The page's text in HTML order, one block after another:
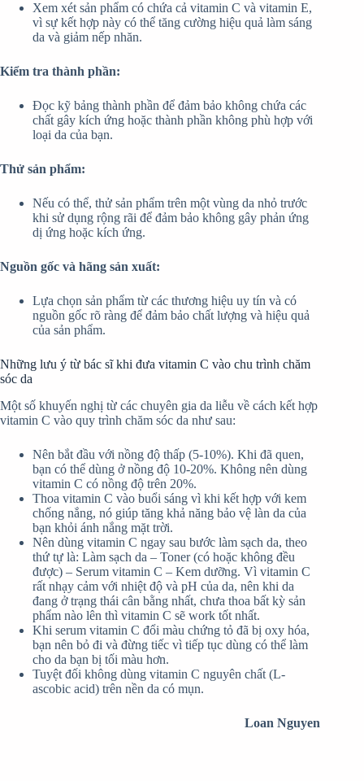
Xem xét sản phẩm có chứa cả vitamin C và vitamin E,
vì sự kết hợp này có thể tăng cường hiệu quả làm sáng
da và giảm nếp nhăn.
Kiểm tra thành phần:
Đọc kỹ bảng thành phần để đảm bảo không chứa các
chất gây kích ứng hoặc thành phần không phù hợp với
loại da của bạn.
Thử sản phẩm:
Nếu có thể, thử sản phẩm trên một vùng da nhỏ trước
khi sử dụng rộng rãi để đảm bảo không gây phản ứng
dị ứng hoặc kích ứng.
Nguồn gốc và hãng sản xuất:
Lựa chọn sản phẩm từ các thương hiệu uy tín và có
nguồn gốc rõ ràng để đảm bảo chất lượng và hiệu quả
của sản phẩm.
Những lưu ý từ bác sĩ khi đưa vitamin C vào chu trình chăm
sóc da
Một số khuyến nghị từ các chuyên gia da liễu về cách kết hợp
vitamin C vào quy trình chăm sóc da như sau:
Nên bắt đầu với nồng độ thấp (5-10%). Khi đã quen,
bạn có thể dùng ở nồng độ 10-20%. Không nên dùng
vitamin C có nồng độ trên 20%.
Thoa vitamin C vào buổi sáng vì khi kết hợp với kem
chống nắng, nó giúp tăng khả năng bảo vệ làn da của
bạn khỏi ánh nắng mặt trời.
Nên dùng vitamin C ngay sau bước làm sạch da, theo
thứ tự là: Làm sạch da – Toner (có hoặc không đều
được) – Serum vitamin C – Kem dưỡng. Vì vitamin C
rất nhạy cảm với nhiệt độ và pH của da, nên khi da
đang ở trạng thái cân bằng nhất, chưa thoa bất kỳ sản
phẩm nào lên thì vitamin C sẽ work tốt nhất.
Khi serum vitamin C đổi màu chứng tỏ đã bị oxy hóa,
bạn nên bỏ đi và đừng tiếc vì tiếp tục dùng có thể làm
cho da bạn bị tối màu hơn.
Tuyệt đối không dùng vitamin C nguyên chất (L-
ascobic acid) trên nền da có mụn.
Loan Nguyen